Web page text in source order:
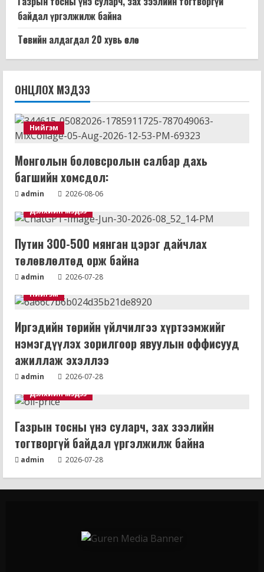
байдал үргэлжилж байна
Төсвийн алдагдал 20 хувь өслөө
ОНЦЛОХ МЭДЭЭ
Нийгэм
Монголын боловсролын салбар дахь
багшийн хомсдол:
admin
2026-08-06
Дэлхийн мэдээ
Путин 300-500 мянган цэрэг дайчлах
төлөвлөлтөд орж байна
admin
2026-07-28
Нийгэм
Иргэдийн төрийн үйлчилгээ хүртээмжийг
нэмэгдүүлэх зорилгоор явуулын оффисууд
ажиллаж эхэллээ
admin
2026-07-28
Дэлхийн мэдээ
Газрын тосны үнэ суларч, зах зээлийн
тогтворгүй байдал үргэлжилж байна
admin 2026-07-28